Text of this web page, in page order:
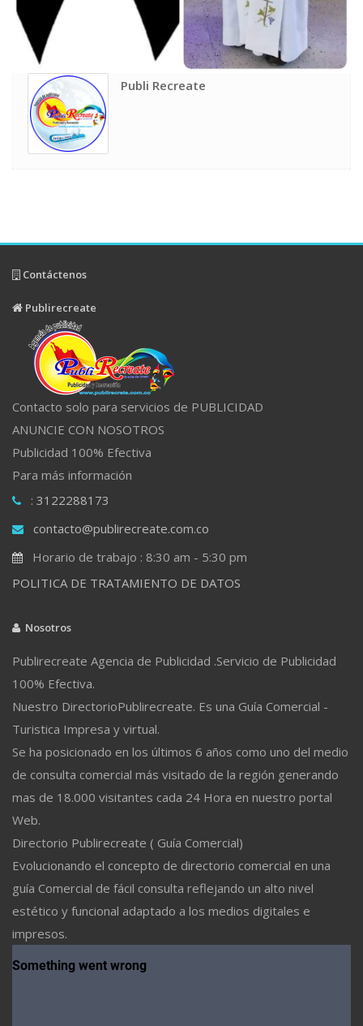
Publi Recreate
Contáctenos
Publirecreate
Contacto solo para servicios de PUBLICIDAD
ANUNCIE CON NOSOTROS
Publicidad 100% Efectiva
Para más información
: 3122288173
contacto@publirecreate.com.co
Horario de trabajo : 8:30 am - 5:30 pm
POLITICA DE TRATAMIENTO DE DATOS
Nosotros
Publirecreate Agencia de Publicidad .Servicio de Publicidad
100% Efectiva.
Nuestro DirectorioPublirecreate. Es una Guía Comercial -
Turistica Impresa y virtual.
Se ha posicionado en los últimos 6 años como uno del medio
de consulta comercial más visitado de la región generando
mas de 18.000 visitantes cada 24 Hora en nuestro portal
Web.
Directorio Publirecreate ( Guía Comercial)
Evolucionando el concepto de directorio comercial en una
guía Comercial de fácil consulta reflejando un alto nivel
estético y funcional adaptado a los medios digitales e
impresos.